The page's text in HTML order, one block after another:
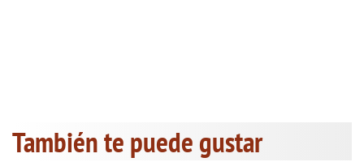
También te puede gustar